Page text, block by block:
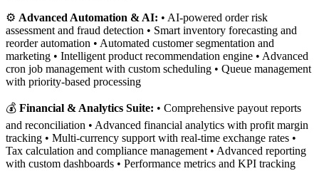
⚙️ Advanced Automation & AI: • AI-powered order risk
assessment and fraud detection • Smart inventory forecasting and
reorder automation • Automated customer segmentation and
marketing • Intelligent product recommendation engine • Advanced
cron job management with custom scheduling • Queue management
with priority-based processing
💰 Financial & Analytics Suite: • Comprehensive payout reports
and reconciliation • Advanced financial analytics with profit margin
tracking • Multi-currency support with real-time exchange rates •
Tax calculation and compliance management • Advanced reporting
with custom dashboards • Performance metrics and KPI tracking